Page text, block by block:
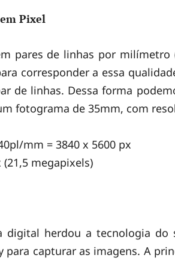
Pixel
pares de linhas por milímetro
corresponder a essa
de linhas. Dessa forma
fotograma de 35mm, com
mm = 3840 x 5600 px
(21,5 megapixels)
digital herdou a tecnologia do
para capturar as imagens. A